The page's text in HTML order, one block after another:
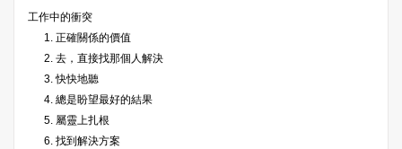
工作中的衝突
1. 正確關係的價值
2. 去，直接找那個人解決
3. 快快地聽
4. 總是盼望最好的結果
5. 屬靈上扎根
6. 找到解決方案